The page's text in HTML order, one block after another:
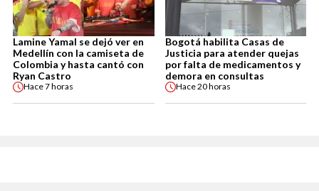
Lamine Yamal se dejó ver en
Medellín con la camiseta de
Colombia y hasta cantó con
Ryan Castro
Hace7 horas
Bogotá habilita Casas de
Justicia para atender quejas
por falta de medicamentos y
demora en consultas
Hace20 horas